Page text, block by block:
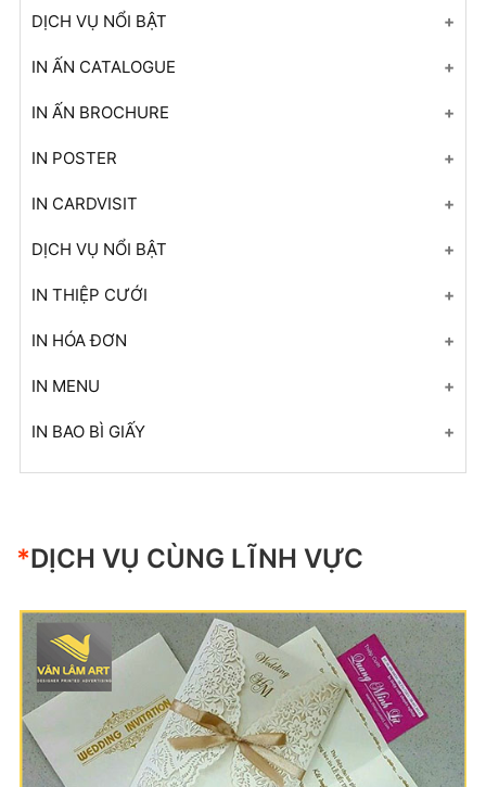
+ Mở nhóm...
DỊCH VỤ NỔI BẬT
In ấn catalogue
In ấn brochure
IN ẤN CATALOGUE
+ Mở nhóm...
IN ẤN BROCHURE
+ Mở nhóm...
IN POSTER
+ Mở nhóm...
IN CARDVISIT
+ Mở nhóm...
DỊCH VỤ NỔI BẬT
In thiệp cưới
In hóa đơn
In bao bì giấy
IN THIỆP CƯỚI
+ Mở nhóm...
IN HÓA ĐƠN
+ Mở nhóm...
IN MENU
+ Mở nhóm...
IN BAO BÌ GIẤY
+ Mở nhóm...
*DỊCH VỤ CÙNG LĨNH VỰC